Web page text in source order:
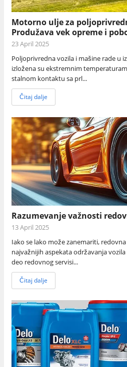
Motorno ulje za
Produžava vek opreme i
23 April 2025
Poljoprivredna vozila i mašine rade u
izložena su ekstremnim
stalnom kontaktu sa prl...
Čitaj dalje
Razumevanje važnosti
13 April 2025
Iako se lako može zanemariti,
najvažnijih aspekata održavanja
deo redovnog servisi...
Čitaj dalje